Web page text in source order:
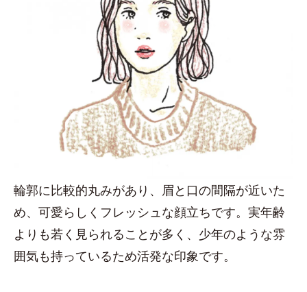
輪郭に比較的丸みがあり、眉と口の間隔が近いた
め、可愛らしくフレッシュな顔立ちです。実年齢
よりも若く見られることが多く、少年のような雰
囲気も持っているため活発な印象です。